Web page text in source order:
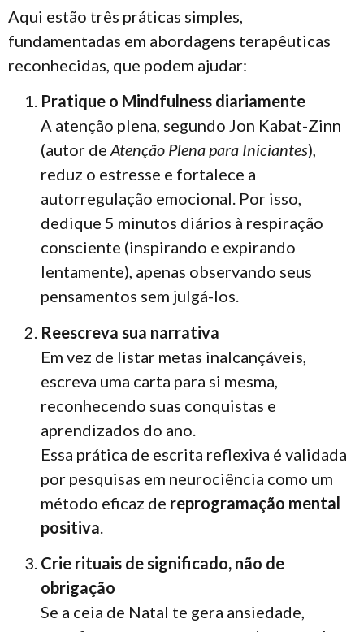
Aqui estão três práticas simples,
fundamentadas em abordagens terapêuticas
reconhecidas, que podem ajudar:
Pratique o Mindfulness diariamente
A atenção plena, segundo Jon Kabat-Zinn
(autor de Atenção Plena para Iniciantes),
reduz o estresse e fortalece a
autorregulação emocional. Por isso,
dedique 5 minutos diários à respiração
consciente (inspirando e expirando
lentamente), apenas observando seus
pensamentos sem julgá-los.
Reescreva sua narrativa
Em vez de listar metas inalcançáveis,
escreva uma carta para si mesma,
reconhecendo suas conquistas e
aprendizados do ano.
Essa prática de escrita reflexiva é validada
por pesquisas em neurociência como um
método eficaz de reprogramação mental
positiva
Crie rituais de significado, não de
obrigação
Se a ceia de Natal te gera ansiedade,